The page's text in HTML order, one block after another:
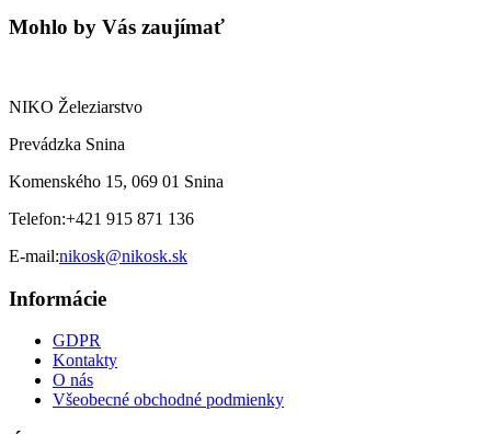
Mohlo by Vás zaujímať
NIKO Železiarstvo
Prevádzka Snina
Komenského 15, 069 01 Snina
Telefon:+421 915 871 136
E-mail:nikosk@nikosk.sk
Informácie
GDPR
Kontakty
O nás
Všeobecné obchodné podmienky